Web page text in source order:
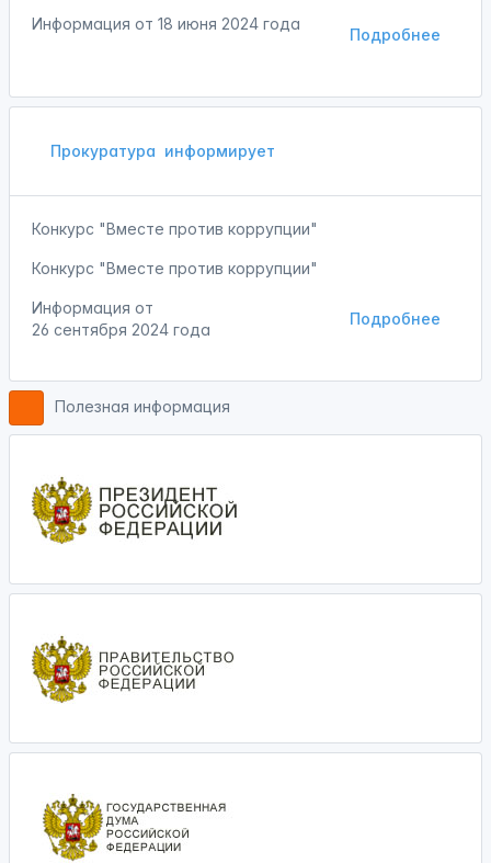
Подробнее
Информация от 18 июня 2024 года
Прокуратура информирует
Конкурс "Вместе против коррупции"
Конкурс "Вместе против коррупции"
Подробнее
Информация от
26 сентября 2024 года
Полезная информация